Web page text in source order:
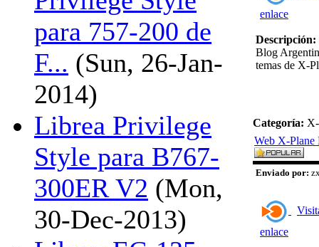
para 757-200 de
F... (Sun, 26-Jan-
2014)
Librea Privilege
Style para B767-
300ER V2 (Mon,
30-Dec-2013)
enlace
Descripción:
Blog
temas de X-
Categoría:
Web X-Plane
Enviado por:
enlace